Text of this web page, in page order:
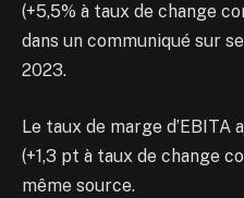
(+5,5% à taux de change
dans un communiqué sur
2023.
Le taux de marge d’EBITA
(+1,3 pt à taux de change
même source.